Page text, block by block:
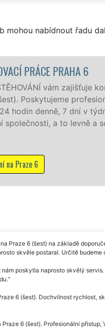
mohou nabídnout řadu
Praze 6 (šest) na základě
skvěle postaral. Určitě budeme
poskytla naprosto skvělý
6 (šest). Dochvilnost rychlost,
6 (šest). Profesionální přístup,